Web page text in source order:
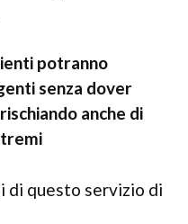
potranno
senza dover
anche di
di questo servizio di